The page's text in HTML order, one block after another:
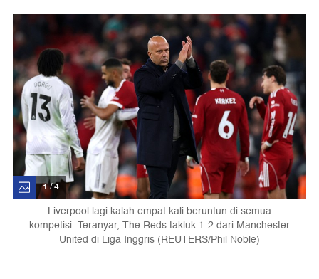
1 / 4
Liverpool lagi kalah empat kali beruntun di semua
kompetisi. Teranyar, The Reds takluk 1-2 dari Manchester
United di Liga Inggris (REUTERS/Phil Noble)